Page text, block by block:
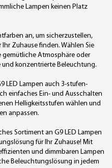
Lampen keinen Platz
an, um sicherzustellen,
Zuhause finden. Wählen Sie
gemütliche Atmosphäre oder
konzentrierte Beleuchtung.
LED Lampen auch 3-stufen-
einfaches Ein- und Ausschalten
Helligkeitsstufen wählen und
anpassen.
Sortiment an G9 LED Lampen
für Ihr Zuhause! Mit
und dimmbaren Lampen
Beleuchtungslösung in jedem